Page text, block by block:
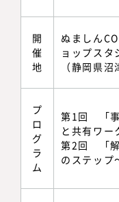
開
催
地
ぬましん
ョップスタ
（静岡県
プ
ロ
グ
ラ
ム
第1回 「
と共有ワー
第2回 「
のステップ